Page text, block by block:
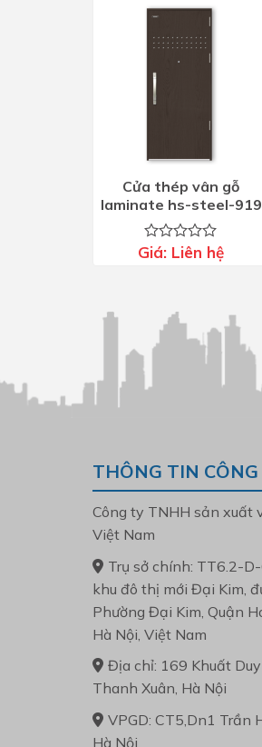
Cửa thép vân gỗ
laminate hs-steel-919
Được
sao
Giá: Liên hệ
THÔNG TIN
Công ty TNHH sản xuất
Việt Nam
Trụ sở chính: TT6.2-
khu đô thị mới Đại Kim,
Phường Đại Kim, Quận
Hà Nội, Việt Nam
Địa chỉ: 169 Khuất
Thanh Xuân, Hà Nội
VPGD: CT5,Dn1 Trần
Hà Nội